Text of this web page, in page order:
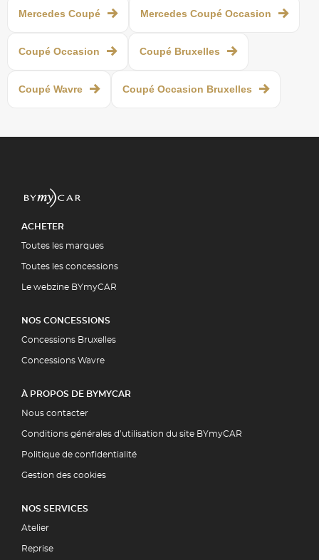
Mercedes Coupé Mercedes Coupé Occasion
Coupé Occasion Coupé Bruxelles
Coupé Wavre Coupé Occasion Bruxelles
ACHETER
Toutes les marques
Toutes les concessions
Le webzine BYmyCAR
NOS CONCESSIONS
Concessions Bruxelles
Concessions Wavre
À PROPOS DE BYMYCAR
Nous contacter
Conditions générales d’utilisation du site BYmyCAR
Politique de confidentialité
Gestion des cookies
NOS SERVICES
Atelier
Reprise